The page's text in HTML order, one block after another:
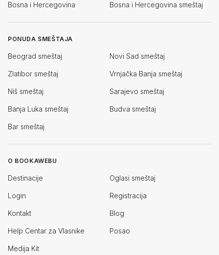
Bosna i Hercegovina Bosna i Hercegovina smeštaj
PONUDA SMEŠTAJA
Beograd smeštaj Novi Sad smeštaj
Zlatibor smeštaj Vrnjačka Banja smeštaj
Niš smeštaj Sarajevo smeštaj
Banja Luka smeštaj Budva smeštaj
Bar smeštaj
O BOOKAWEBU
Destinacije Oglasi smeštaj
Login Registracija
Kontakt Blog
Help Centar za Vlasnike Posao
Medija Kit